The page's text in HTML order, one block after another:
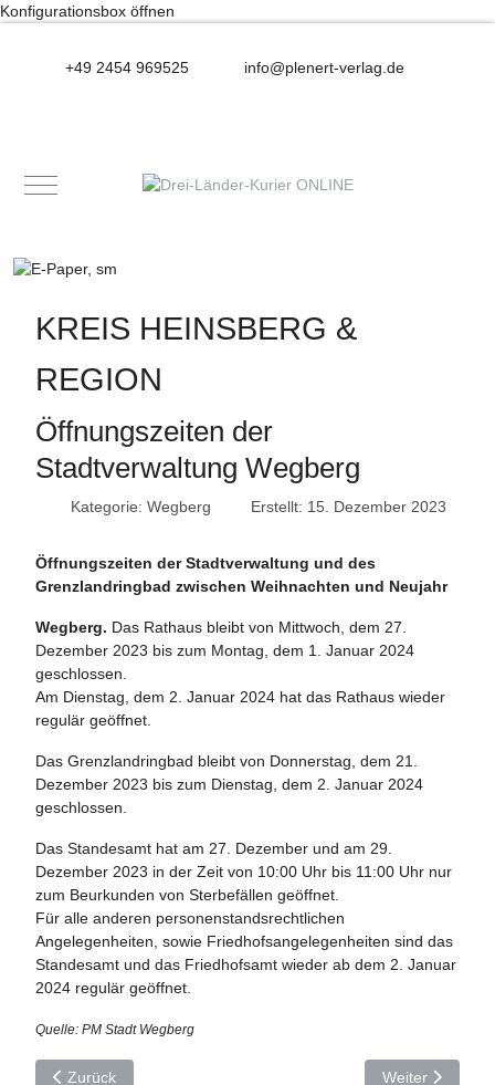
Konfigurationsbox öffnen
+49 2454 969525 info@plenert-verlag.de
Mobile Menu Toggle
KREIS HEINSBERG &
REGION
Öffnungszeiten der
Stadtverwaltung Wegberg
Kategorie: Wegberg Erstellt: 15. Dezember 2023
Öffnungszeiten der Stadtverwaltung und des
Grenzlandringbad zwischen Weihnachten und Neujahr
Wegberg. Das Rathaus bleibt von Mittwoch, dem 27.
Dezember 2023 bis zum Montag, dem 1. Januar 2024
geschlossen.
Am Dienstag, dem 2. Januar 2024 hat das Rathaus wieder
regulär geöffnet.
Das Grenzlandringbad bleibt von Donnerstag, dem 21.
Dezember 2023 bis zum Dienstag, dem 2. Januar 2024
geschlossen.
Das Standesamt hat am 27. Dezember und am 29.
Dezember 2023 in der Zeit von 10:00 Uhr bis 11:00 Uhr nur
zum Beurkunden von Sterbefällen geöffnet.
Für alle anderen personenstandsrechtlichen
Angelegenheiten, sowie Friedhofsangelegenheiten sind das
Standesamt und das Friedhofsamt wieder ab dem 2. Januar
2024 regulär geöffnet.
Quelle: PM Stadt Wegberg
Vorheriger Beitrag: Wegberg: Sternsinger überbrachten
Zurück Nächster
Weiter